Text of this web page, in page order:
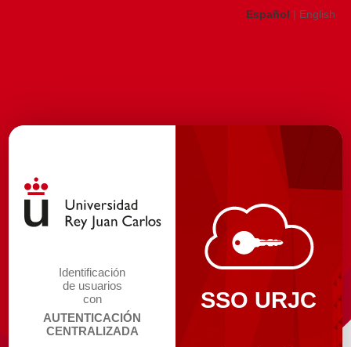
Español | English
Identificación
de usuarios
con
AUTENTICACIÓN
CENTRALIZADA
SSO URJC